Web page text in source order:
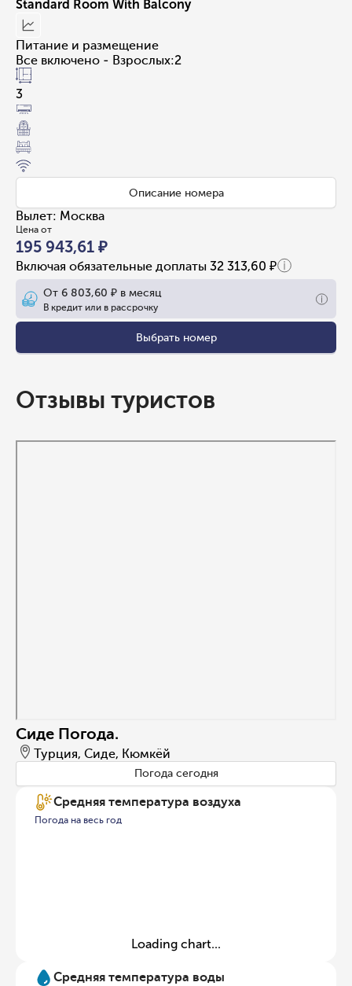
Standard Room With Balcony
Питание и размещение
Все включено - Взрослых:2
3
Описание номера
Вылет: Москва
Цена от
195 943,61 ₽
Включая обязательные доплаты 32 313,60 ₽
От 6 803,60 ₽ в месяц
В кредит или в рассрочку
Выбрать номер
Отзывы туристов
Сиде Погода.
Турция, Сиде, Кюмкёй
Погода сегодня
Средняя температура воздуха
Погода на весь год
Loading chart...
Средняя температура воды